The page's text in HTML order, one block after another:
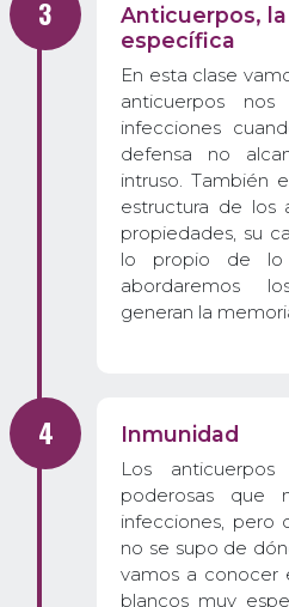
Anticuerpos,
específica
En esta clase
anticuerpos
infecciones
defensa no
intruso. También
estructura de los
propiedades, su
lo propio de lo
abordaremos
generan la
Inmunidad
Los
poderosas que
infecciones, pero
no se supo de
vamos a conocer
blancos muy